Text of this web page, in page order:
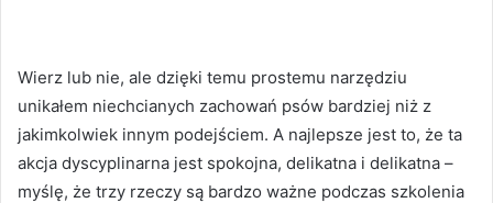
Wierz lub nie, ale dzięki temu prostemu narzędziu
unikałem niechcianych zachowań psów bardziej niż z
jakimkolwiek innym podejściem. A najlepsze jest to, że ta
akcja dyscyplinarna jest spokojna, delikatna i delikatna –
myślę, że trzy rzeczy są bardzo ważne podczas szkolenia